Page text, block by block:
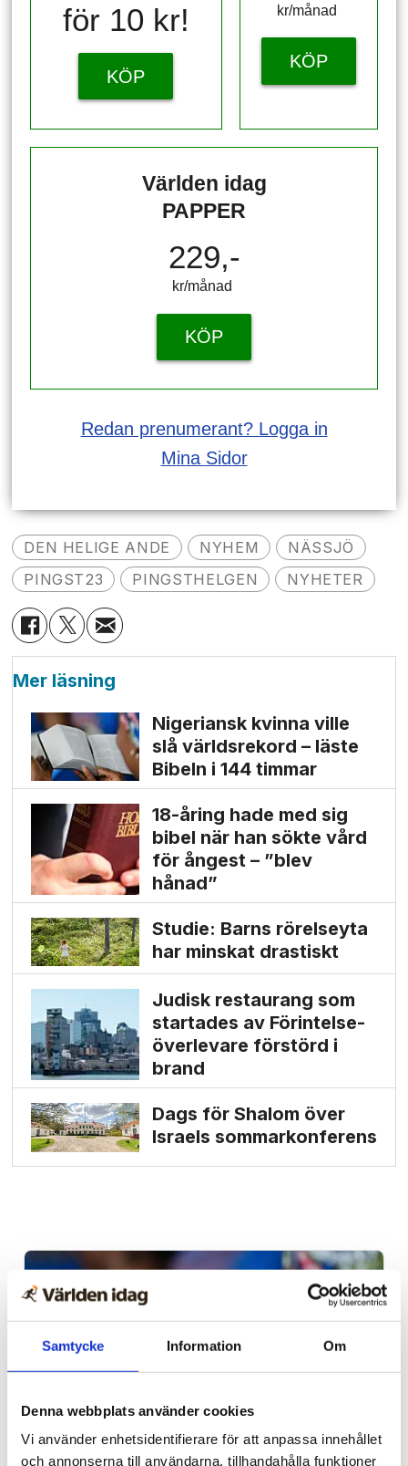
Samtycke Information Om
Denna webbplats använder cookies
Vi använder enhetsidentifierare för att anpassa innehållet
och annonserna till användarna, tillhandahålla funktioner
för 10 kr!
KÖP
kr/månad ​​​​​​
KÖP
Världen idag
PAPPER
229,-
kr/månad ​​​​​​
KÖP
Redan prenumerant? Logga in
Mina Sidor
DEN HELIGE ANDE NYHEM
NÄSSJÖ
PINGST23
PINGSTHELGEN NYHETER
Mer läsning
Nigeriansk kvinna ville
slå världs­rekord – läste
Bibeln i 144 timmar
18-åring hade med sig
bibel när han sökte vård
för ångest – ”blev
hånad”
Studie: Barns rörelseyta
har minskat drastiskt
Judisk restaurang som
startades av Förintelse­
överlevare förstörd i
brand
Dags för Shalom över
Israels sommarkonferens